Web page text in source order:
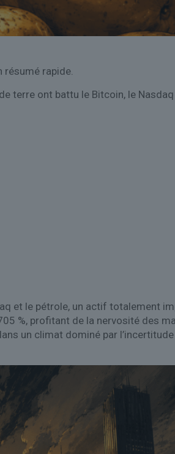
rapide.
terre ont battu le Bitcoin, le Nasdaq
et le pétrole, un actif totalement
%, profitant de la nervosité des
un climat dominé par